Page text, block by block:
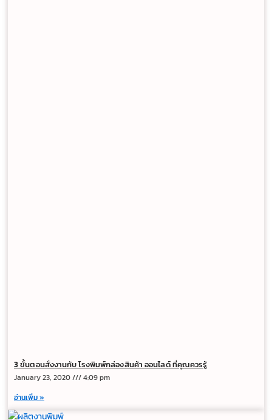
3 ขั้นตอนสั่งงานกับ โรงพิมพ์กล่องสินค้า ออนไลด์ ที่คุณควรรู้
January 23, 2020
4:09 pm
อ่านเพิ่ม »